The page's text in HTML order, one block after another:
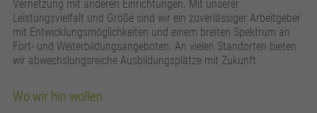
Vernetzung mit anderen Einrichtungen. Mit unserer
Leistungsvielfalt und Größe sind wir ein zuverlässiger Arbeitgeber
mit Entwicklungsmöglichkeiten und einem breiten Spektrum an
Fort- und Weiterbildungsangeboten. An vielen Standorten bieten
wir abwechslungsreiche Ausbildungsplätze mit Zukunft.
Wo wir hin wollen